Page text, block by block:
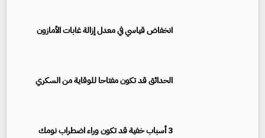
انخفاض قياسي في معدل إزالة غابات الأمازون
الحدائق قد تكون مفتاحا للوقاية من السكري
3 أسباب خفية قد تكون وراء اضطراب نومك